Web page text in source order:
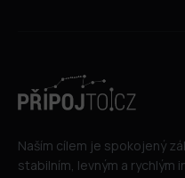
Naším cílem je spokojený
stabilním, levným a rychlým